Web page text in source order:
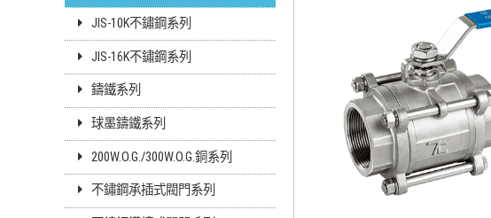
JIS-10K不鏽鋼系列
JIS-16K不鏽鋼系列
鑄鐵系列
球墨鑄鐵系列
200W.O.G./300W.O.G.銅系列
不鏽鋼承插式閥門系列